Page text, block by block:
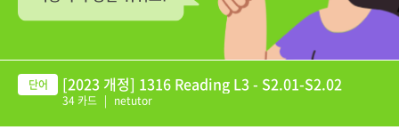
[2023 개정] 1316 Reading L3 - S2.01-S2.02
34 카드 | netutor